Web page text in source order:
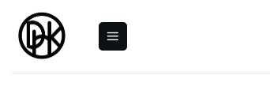
content